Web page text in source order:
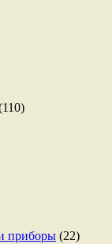
приборы (22)